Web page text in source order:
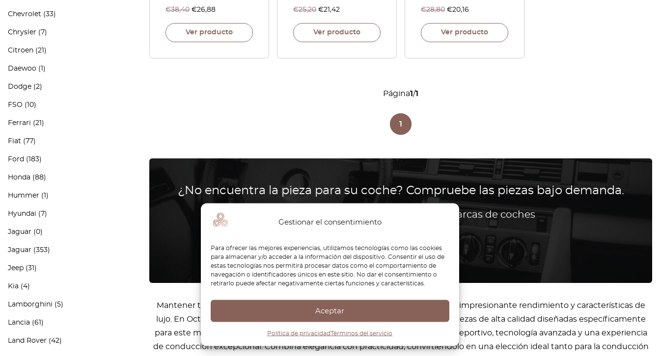
Gestionar el consentimiento
Para ofrecer las mejores experiencias, utilizamos tecnologías como las cookies
para almacenar y/o acceder a la información del dispositivo. Consentir el uso de
estas tecnologías nos permitirá procesar datos como el comportamiento de
navegación o identificadores únicos en este sitio. No dar el consentimiento o
retirarlo puede afectar negativamente ciertas funciones y características.
Aceptar
Política de privacidadTérminos del servicio
Chevrolet (33)
Chrysler (7)
Citroen (21)
Daewoo (1)
Dodge (2)
FSO (10)
Ferrari (21)
Fiat (77)
Ford (183)
Honda (88)
Hummer (1)
Hyundai (7)
Jaguar (0)
Jaguar (353)
Jeep (31)
Kia (4)
Lamborghini (5)
Lancia (61)
Land Rover (42)
€38,40 €26,88
Ver producto
€25,20 €21,42
Ver producto
€28,80 €20,16
Ver producto
Página1/1
1
¿No encuentra la pieza para su coche? Compruebe las piezas bajo demanda.
Reproducimos piezas para todas las marcas de coches
¿Cómo funciona?
Mantener tu Audi A3 en óptimas condiciones es esencial para disfrutar de su impresionante rendimiento y características de
lujo. En OctoClassic, nos especializamos en ofrecer una amplia selección de piezas de alta calidad diseñadas específicamente
para este modelo icónico. El Audi A3 es reconocido por su diseño elegante y deportivo, tecnología avanzada y una experiencia
de conducción excepcional. Combina elegancia con practicidad, convirtiéndolo en una elección ideal tanto para la conducción